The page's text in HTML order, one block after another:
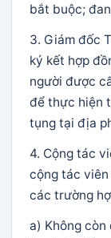
bắt buộc;
3. Giám đốc
ký kết hợp
người được
để thực hiện
tụng tại địa
4. Cộng tác
cộng tác
các trường
a) Không